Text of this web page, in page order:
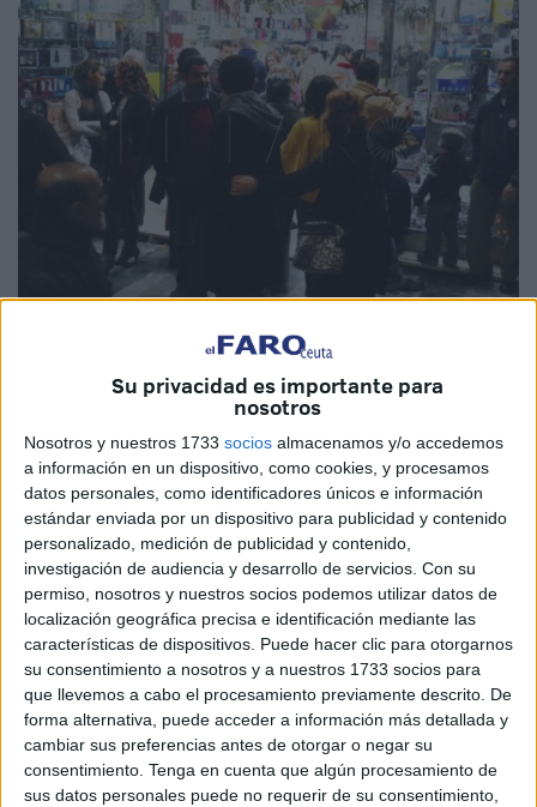
Su privacidad es importante para
nosotros
Nosotros y nuestros 1733 socios almacenamos y/o accedemos
a información en un dispositivo, como cookies, y procesamos
datos personales, como identificadores únicos e información
estándar enviada por un dispositivo para publicidad y contenido
personalizado, medición de publicidad y contenido,
investigación de audiencia y desarrollo de servicios. Con su
permiso, nosotros y nuestros socios podemos utilizar datos de
localización geográfica precisa e identificación mediante las
características de dispositivos. Puede hacer clic para otorgarnos
su consentimiento a nosotros y a nuestros 1733 socios para
que llevemos a cabo el procesamiento previamente descrito. De
forma alternativa, puede acceder a información más detallada y
cambiar sus preferencias antes de otorgar o negar su
consentimiento. Tenga en cuenta que algún procesamiento de
sus datos personales puede no requerir de su consentimiento,
Con las fiestas ya muy cerca, muchos son los comercios
de Ceuta que van a dar el pistoletazo de salida para la
campaña navideña . Este es el caso de laAsociación
Centro Comercial Abierto, que llevará a cabo varias
campañas para dinamizar el comercio local y las compras
de los ceutíes durante estas fechas.
El presidente de la entidad, Juan Torres, indicó que las
previsiones que manejan son de “mucha ilusión, porque ya
hemos entrado prácticamente en la época de Navidad y
sobre todo con el encendido de las luces el pasado
viernes”.